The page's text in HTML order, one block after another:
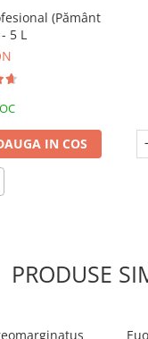
(Pământ
5 L
IN COS
PRODUSE